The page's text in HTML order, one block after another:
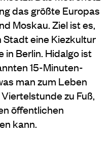
das größte Europas
Moskau. Ziel ist es,
eine Kiezkultur
in Berlin. Hidalgo ist
15-Minuten-
man zum Leben
zu Fuß,
öffentlichen
kann.